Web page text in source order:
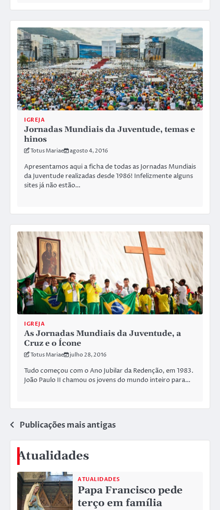
IGREJA
Jornadas Mundiais da Juventude, temas e
hinos
Totus Mariae agosto 4, 2016
Apresentamos aqui a ficha de todas as Jornadas Mundiais
da Juventude realizadas desde 1986! Infelizmente alguns
sites já não estão…
IGREJA
As Jornadas Mundiais da Juventude, a
Cruz e o Ícone
Totus Mariae julho 28, 2016
Tudo começou com o Ano Jubilar da Redenção, em 1983.
João Paulo II chamou os jovens do mundo inteiro para…
Navegação
por
posts
Publicações mais antigas
Atualidades
ATUALIDADES
Papa Francisco pede
terço em família